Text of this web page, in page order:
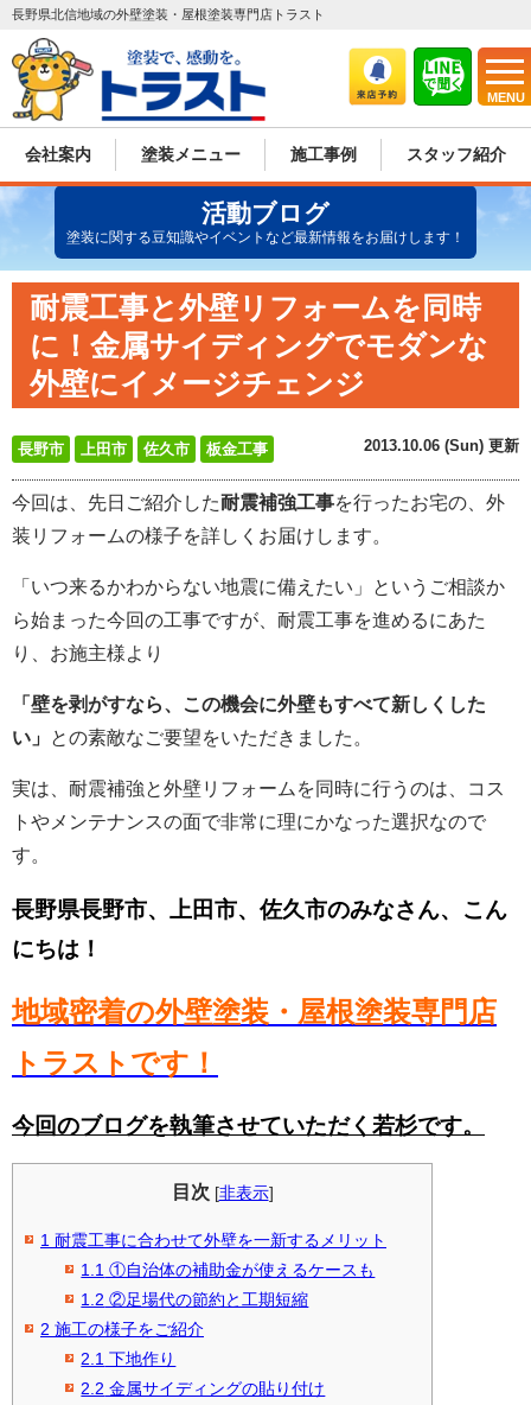
MENU
長野県北信地域の外壁塗装・屋根塗装専門店トラスト
会社案内 塗装メニュー 施工事例 スタッフ紹介
活動ブログ
塗装に関する豆知識やイベントなど最新情報をお届けします！
耐震工事と外壁リフォームを同時
に！金属サイディングでモダンな
外壁にイメージチェンジ
長野市 上田市 佐久市 板金工事 2013.10.06 (Sun) 更新
今回は、先日ご紹介した耐震補強工事を行ったお宅の、外
装リフォームの様子を詳しくお届けします。
「いつ来るかわからない地震に備えたい」というご相談か
ら始まった今回の工事ですが、耐震工事を進めるにあた
り、お施主様より
「壁を剥がすなら、この機会に外壁もすべて新しくした
い」
との素敵なご要望をいただきました。
実は、耐震補強と外壁リフォームを同時に行うのは、コス
トやメンテナンスの面で非常に理にかなった選択なので
す。
長野県長野市、上田市、佐久市のみなさん、こん
にちは！
地域密着の外壁塗装・屋根塗装専門店
トラストです！
今回のブログを執筆させていただく若杉です。
目次 [非表示]
1 耐震工事に合わせて外壁を一新するメリット
1.1 ①自治体の補助金が使えるケースも
1.2 ②足場代の節約と工期短縮
2 施工の様子をご紹介
2.1 下地作り
2.2 金属サイディングの貼り付け